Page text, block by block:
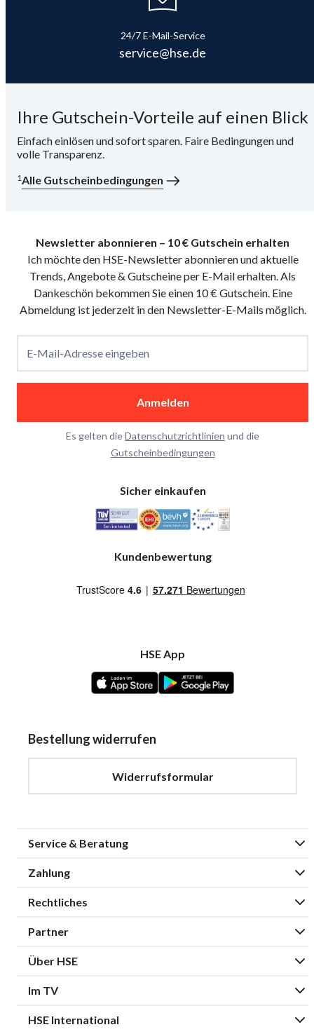
24/7 E-Mail-Service
service@hse.de
Ihre Gutschein-Vorteile auf einen Blick
Einfach einlösen und sofort sparen. Faire Bedingungen und
volle Transparenz.
1Alle Gutscheinbedingungen
Newsletter abonnieren – 10 € Gutschein erhalten
Ich möchte den HSE-Newsletter abonnieren und aktuelle
Trends, Angebote & Gutscheine per E-Mail erhalten. Als
Dankeschön bekommen Sie einen 10 € Gutschein. Eine
Abmeldung ist jederzeit in den Newsletter-E-Mails möglich.
E-Mail-Adresse eingeben
Anmelden
Es gelten dieDatenschutzrichtlinien und die
Gutscheinbedingungen
Sicher einkaufen
Kundenbewertung
HSE App
Bestellung widerrufen
Widerrufsformular
Service & Beratung
Zahlung
Rechtliches
Partner
Über HSE
Im TV
HSE International